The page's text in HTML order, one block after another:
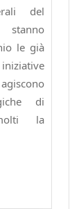
del
le già
di
la